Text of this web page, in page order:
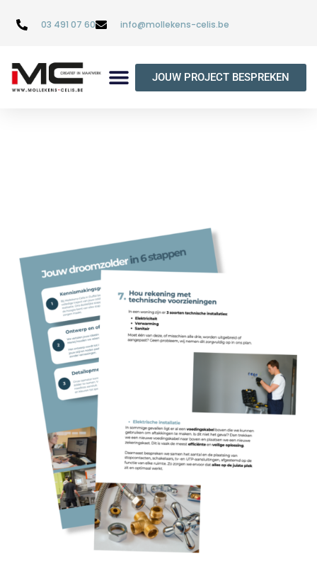
03 491 07 60 info@mollekens-celis.be
JOUW PROJECT BESPREKEN